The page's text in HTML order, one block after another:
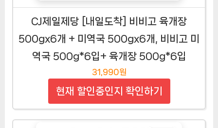
CJ제일제당 [내일도착] 비비고 육개장
500gx6개 + 미역국 500gx6개, 비비고 미
역국 500g*6입+ 육개장 500g*6입
31,990원
현재 할인중인지 확인하기